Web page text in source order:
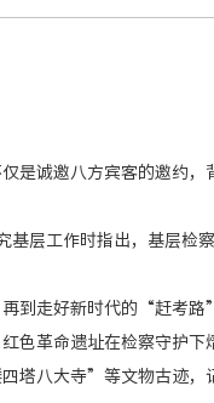
邀八方宾客的邀约，
层工作时指出，基层检
走好新时代的“赶考路
色革命遗址在检察守护下
八大寺”等文物古迹，